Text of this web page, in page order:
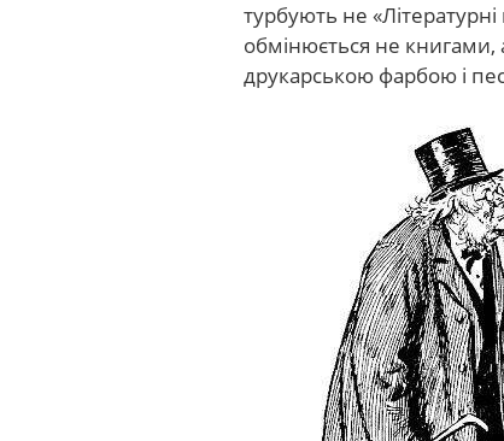
турбують не
обмінюється не
друкарською фарбою і